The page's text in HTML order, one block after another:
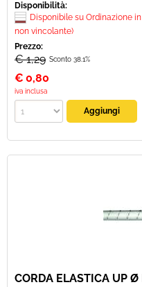
Disponibilità:
Disponibile su Ordinazione
non vincolante)
Prezzo:
€ 1,29 Sconto 38.1%
€ 0,80
iva inclusa
CORDA ELASTICA UP